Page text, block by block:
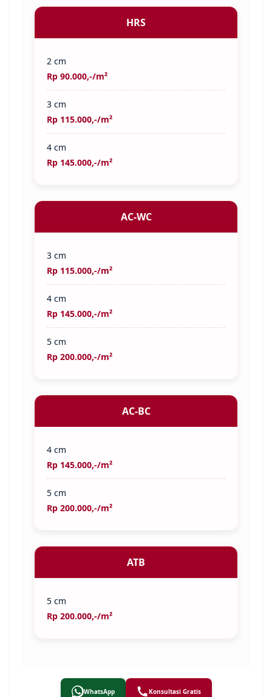
HRS
2 cm
Rp 90.000,-/m²
3 cm
Rp 115.000,-/m²
4 cm
Rp 145.000,-/m²
AC-WC
3 cm
Rp 115.000,-/m²
4 cm
Rp 145.000,-/m²
5 cm
Rp 200.000,-/m²
AC-BC
4 cm
Rp 145.000,-/m²
5 cm
Rp 200.000,-/m²
ATB
5 cm
Rp 200.000,-/m²
WhatsApp Konsultasi Gratis